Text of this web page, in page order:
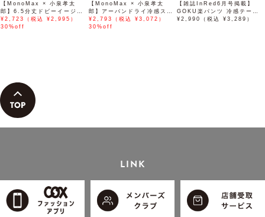
【MonoMax × 小泉孝太
郎】6.5分丈ドビーイージー
ハーフパンツ「小泉孝太郎さ
ん着用モデル」
¥2,723（税込 ¥2,995）
30%off
【MonoMax × 小泉孝太
郎】アーバンドライ冷感スイ
スボタンダウンポロシャツ
「小泉孝太郎さん着用モデ
¥2,793（税込 ¥3,072）
30%off
【雑誌InRed6月号掲載】
GOKU楽パンツ 冷感テーパ
ード【接触冷感】
¥2,990（税込 ¥3,289）
LINK